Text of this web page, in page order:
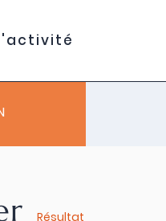
Résultat